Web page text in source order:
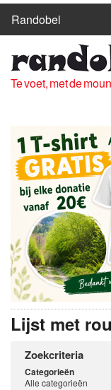
Randobel
ROUTES
CLUBS
OVER
LEDEN
ZICH AANMELDEN
GRATIS REGISTRATIE
WACHTWOORD
Te voet, met de
Lijst met
Zoekcriteria
Categorieën
Alle categorieën